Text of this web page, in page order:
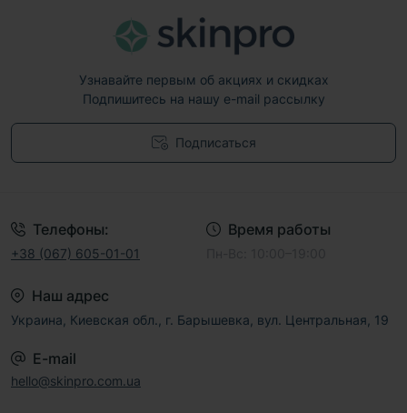
Узнавайте первым об акциях и скидках
Подпишитесь на нашу e-mail рассылку
Подписаться
Телефоны:
+38 (067) 605-01-01
Время работы
Наш адрес
Украина, Киевская обл., г. Барышевка, вул. Центральная, 19
E-mail
hello@skinpro.com.ua